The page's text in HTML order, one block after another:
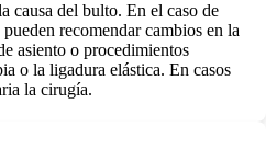
causa del bulto. En el caso de
recomendar cambios en la
asiento o procedimientos
o la ligadura elástica. En casos
la cirugía.